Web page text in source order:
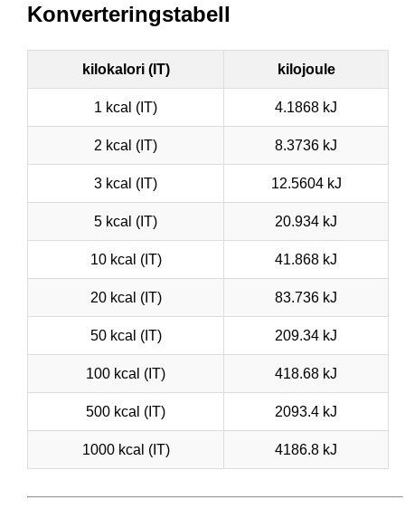
Konverteringstabell
kilokalori (IT) kilojoule
1 kcal (IT) 4.1868 kJ
2 kcal (IT) 8.3736 kJ
3 kcal (IT) 12.5604 kJ
5 kcal (IT) 20.934 kJ
10 kcal (IT) 41.868 kJ
20 kcal (IT) 83.736 kJ
50 kcal (IT) 209.34 kJ
100 kcal (IT) 418.68 kJ
500 kcal (IT) 2093.4 kJ
1000 kcal (IT) 4186.8 kJ